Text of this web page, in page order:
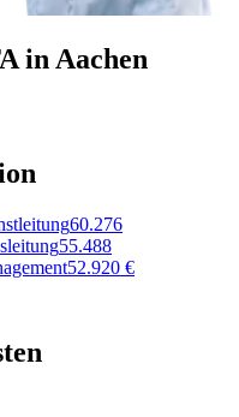
in Aachen
60.276
55.488
52.920 €